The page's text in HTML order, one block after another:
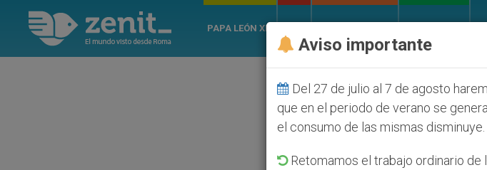
PAPA LEÓN XIV
Aviso importante
Del 27 de julio al 7 de agosto
que en el periodo de verano se
el consumo de las mismas disminuye.
Retomamos el trabajo ordinario de